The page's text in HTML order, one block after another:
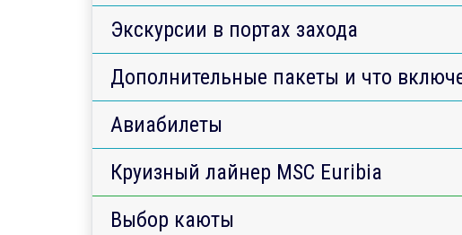
Экскурсии в портах захода
Дополнительные пакеты и что
Авиабилеты
Круизный лайнер MSC Euribia
Выбор каюты